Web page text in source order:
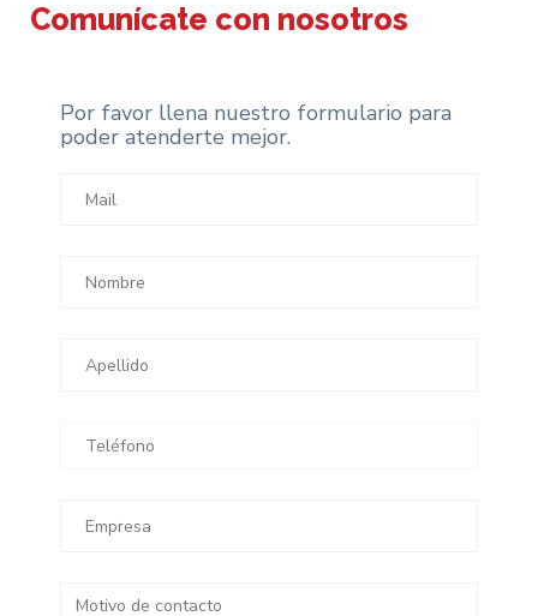
Comunícate con nosotros
Por favor llena nuestro formulario para
poder atenderte mejor.